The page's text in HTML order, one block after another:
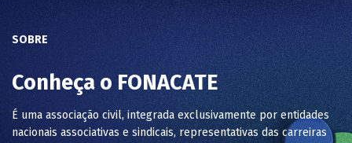
SOBRE
Conheça o FONACATE
É uma associação civil, integrada exclusivamente por entidades
nacionais associativas e sindicais, representativas das carreiras